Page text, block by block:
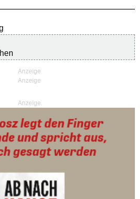
Anzeige